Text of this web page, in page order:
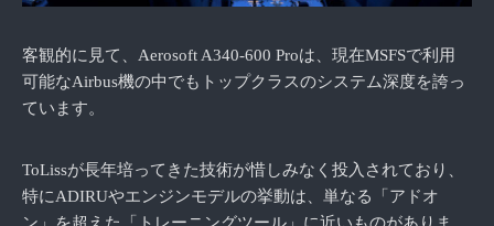
客観的に見て、Aerosoft A340-600 Proは、現在MSFSで利用
可能なAirbus機の中でもトップクラスのシステム深度を誇っ
ています。
ToLissが長年培ってきた技術が惜しみなく投入されており、
特にADIRUやエンジンモデルの挙動は、単なる「アドオ